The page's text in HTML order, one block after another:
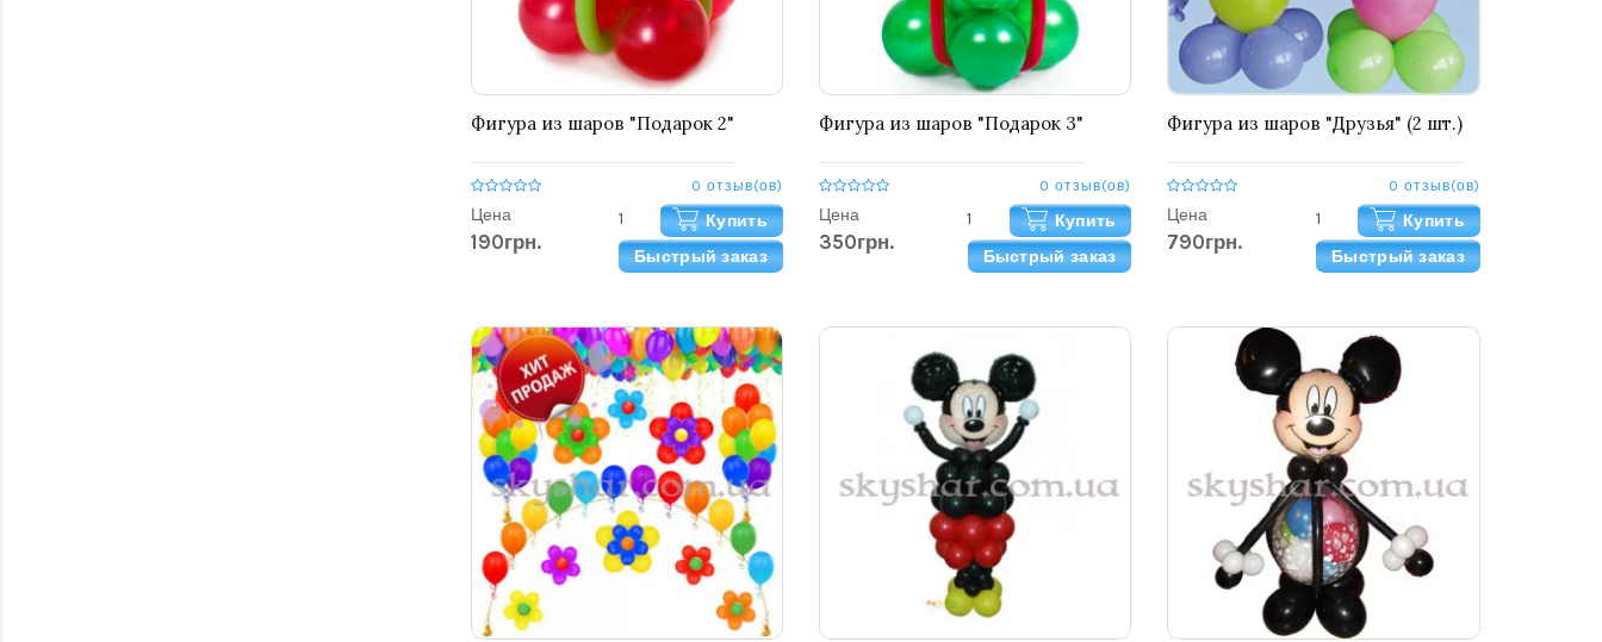
Фигура из шаров "Подарок 2"
0 отзыв(ов)
Цена
190грн.
Купить
Быстрый заказ
Фигура из шаров "Подарок 3"
0 отзыв(ов)
Цена
350грн.
Купить
Быстрый заказ
Фигура из шаров "Друзья" (2 шт.)
0 отзыв(ов)
Цена
790грн.
Купить
Быстрый заказ